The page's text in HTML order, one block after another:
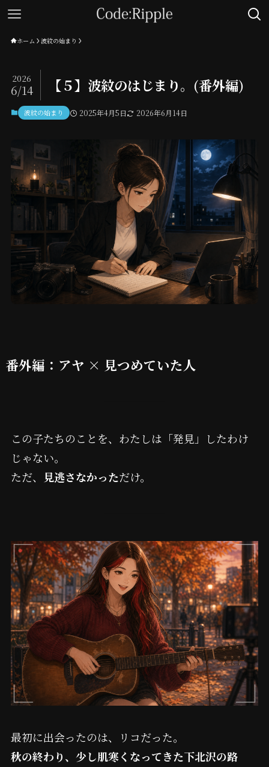
ホーム 波紋の始まり
【５】波紋のはじまり。(番外編)
2026
6/14
波紋の始まり 2025年4月5日 2026年6月14日
番外編：アヤ × 見つめていた人
この子たちのことを、わたしは「発見」したわけ
じゃない。
ただ、
見逃さなかっただけ。
最初に出会ったのは、リコだった。
秋の終わり、少し肌寒くなってきた下北沢の路